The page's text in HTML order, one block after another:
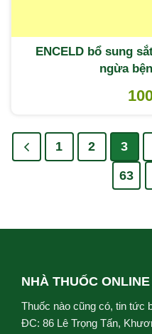
ENCELD bổ sung
ngừa
1 2 3
63
NHÀ THUỐC
Thuốc nào cũng có, tin tức
ĐC: 86 Lê Trọng Tấn,